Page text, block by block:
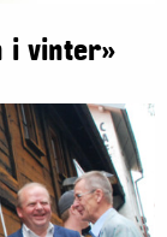
i vinter»